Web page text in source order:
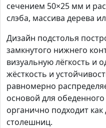
сечением 50×25 мм и
слэба, массива дерева
Дизайн подстолья
замкнутого нижнего
визуальную лёгкость и
жёсткость и
равномерно
основой для
органично подходит
столешниц.